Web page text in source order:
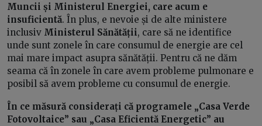
Muncii și Ministerul Energiei, care acum e
insuficientă. În plus, e nevoie și de alte ministere
inclusiv Ministerul Sănătății, care să ne identifice
unde sunt zonele în care consumul de energie are cel
mai mare impact asupra sănătății. Pentru că ne dăm
seama că în zonele în care avem probleme pulmonare e
posibil să avem probleme cu consumul de energie.
În ce măsură considerați că programele „Casa Verde
Fotovoltaice” sau „Casa Eficientă Energetic” au